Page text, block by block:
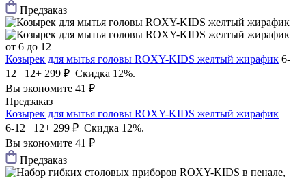
Предзаказ
от 6 до 12
Козырек для мытья головы ROXY-KIDS желтый жирафик 6-
12 12+ 299 ₽ Скидка 12%.
Вы экономите 41 ₽
Предзаказ
Козырек для мытья головы ROXY-KIDS желтый жирафик
6-12 12+ 299 ₽ Скидка 12%.
Вы экономите 41 ₽
Предзаказ